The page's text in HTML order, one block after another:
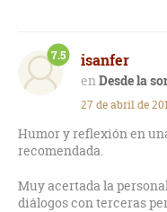
aventura real de
imaginario suceden de
apariciones de
Cristiano Ronaldo, Iñaki
entrevista imaginaria
comunicarse consigo
de la dignidad en aras
escritor madrileño, ha
prosa, acerca de la
chispeante, novedoso y
isanfer
Desde la
7.5
27 de abril de
Humor y reflexión en
recomendada.
Muy acertada la
diálogos con terceras